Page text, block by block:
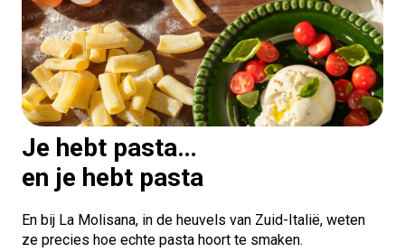
Je hebt pasta…
en je hebt pasta
En bij La Molisana, in de heuvels van Zuid-Italië, weten
ze precies hoe echte pasta hoort te smaken.